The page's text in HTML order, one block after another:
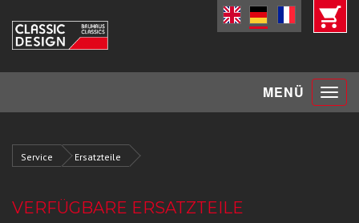
MENÜ Toggle
Service Ersatzteile
VERFÜGBARE ERSATZTEILE